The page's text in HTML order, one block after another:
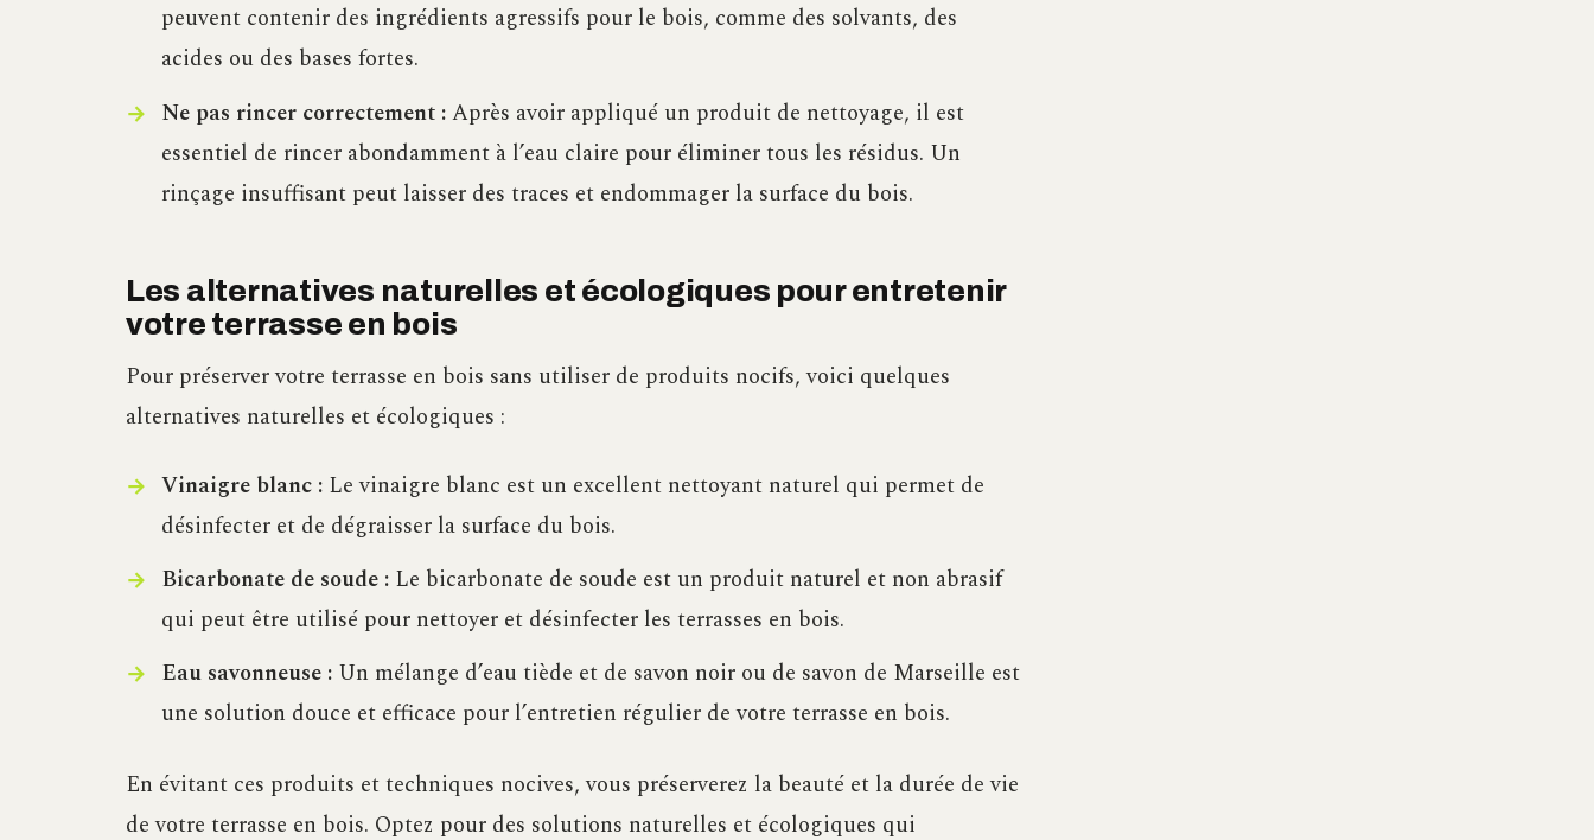
peuvent contenir des ingrédients agressifs pour le bois, comme des solvants, des
acides ou des bases fortes.
Ne pas rincer correctement :Après avoir appliqué un produit de nettoyage, il est
essentiel de rincer abondamment à l’eau claire pour éliminer tous les résidus. Un
rinçage insuffisant peut laisser des traces et endommager la surface du bois.
Les alternatives naturelles et écologiques pour entretenir
votre terrasse en bois
Pour préserver votre terrasse en bois sans utiliser de produits nocifs, voici quelques
alternatives naturelles et écologiques :
Vinaigre blanc :Le vinaigre blanc est un excellent nettoyant naturel qui permet de
désinfecter et de dégraisser la surface du bois.
Bicarbonate de soude :Le bicarbonate de soude est un produit naturel et non abrasif
qui peut être utilisé pour nettoyer et désinfecter les terrasses en bois.
Eau savonneuse :Un mélange d’eau tiède et de savon noir ou de savon de Marseille est
une solution douce et efficace pour l’entretien régulier de votre terrasse en bois.
En évitant ces produits et techniques nocives, vous préserverez la beauté et la durée de vie
de votre terrasse en bois. Optez pour des solutions naturelles et écologiques qui